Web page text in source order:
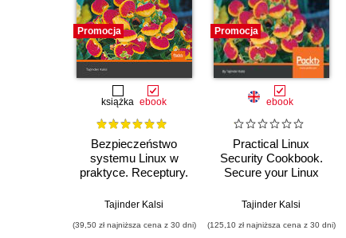
Promocja
książka ebook
Bezpieczeństwo
systemu Linux w
praktyce. Receptury.
Tajinder Kalsi
(39,50 zł najniższa cena z 30 dni)
Promocja
ebook
Practical Linux
Security Cookbook.
Secure your Linux
modern-day attacks
- Second Edition
Tajinder Kalsi
(125,10 zł najniższa cena z 30 dni)